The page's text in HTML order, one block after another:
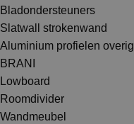
Bladondersteuners
Slatwall strokenwand
Aluminium profielen overig
BRANI
Lowboard
Roomdivider
Wandmeubel